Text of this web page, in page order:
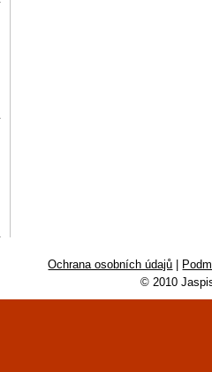
Ochrana osobních údajů
© 2010